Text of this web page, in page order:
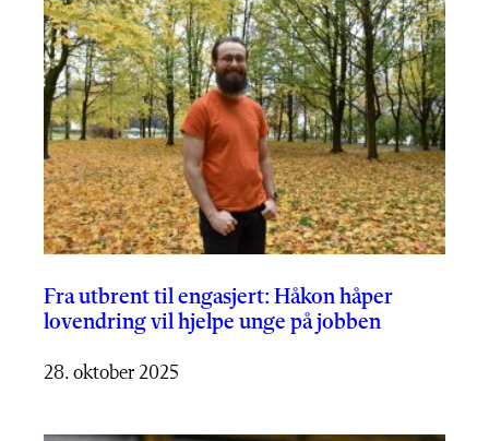
Fra utbrent til engasjert: Håkon håper
lovendring vil hjelpe unge på jobben
28. oktober 2025